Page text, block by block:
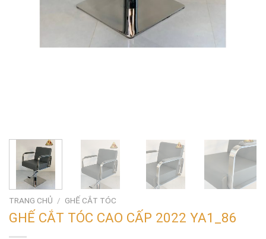
TRANG CHỦ / GHẾ CẮT TÓC
GHẾ CẮT TÓC CAO CẤP 2022 YA1_86